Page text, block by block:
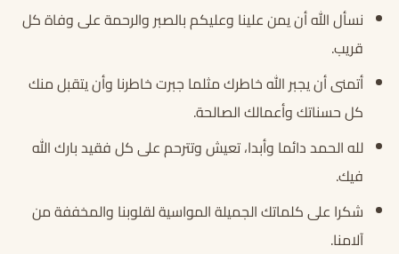
نسأل الله أن يمن علينا وعليكم بالصبر والرحمة على وفاة كل
قريب.
أتمنى أن يجبر الله خاطرك مثلما جبرت خاطرنا وأن يتقبل منك
كل حسناتك وأعمالك الصالحة.
لله الحمد دائما وأبدا، تعيش وتترحم على كل فقيد بارك الله
فيك.
شكرا على كلماتك الجميلة المواسية لقلوبنا والمخففة من
آلامنا.